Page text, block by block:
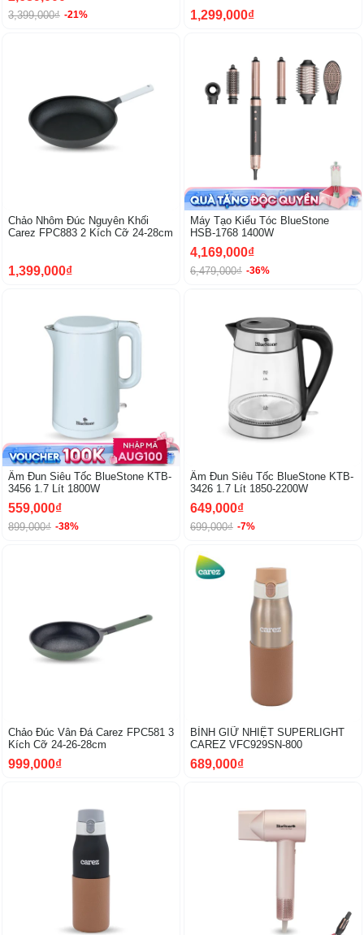
3,399,000₫ -21% 1,299,000₫
Chảo Nhôm Đúc Nguyên Khối
Carez FPC883 2 Kích Cỡ 24-28cm
1,399,000₫
Máy Tạo Kiểu Tóc BlueStone
HSB-1768 1400W
4,169,000₫
6,479,000₫ -36%
Ấm Đun Siêu Tốc BlueStone KTB-
3456 1.7 Lít 1800W
559,000₫
899,000₫ -38%
Ấm Đun Siêu Tốc BlueStone KTB-
3426 1.7 Lít 1850-2200W
649,000₫
699,000₫ -7%
Chảo Đúc Vân Đá Carez FPC581 3
Kích Cỡ 24-26-28cm
999,000₫
BÌNH GIỮ NHIỆT SUPERLIGHT
CAREZ VFC929SN-800
689,000₫